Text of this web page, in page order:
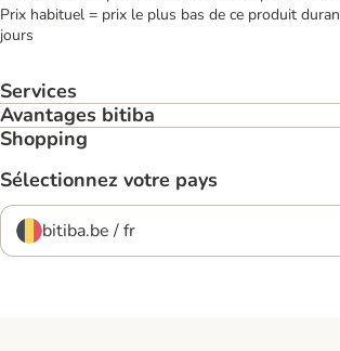
Prix habituel = prix le plus bas de ce produit
jours
Services
Avantages bitiba
Shopping
Sélectionnez votre pays
bitiba.be / fr